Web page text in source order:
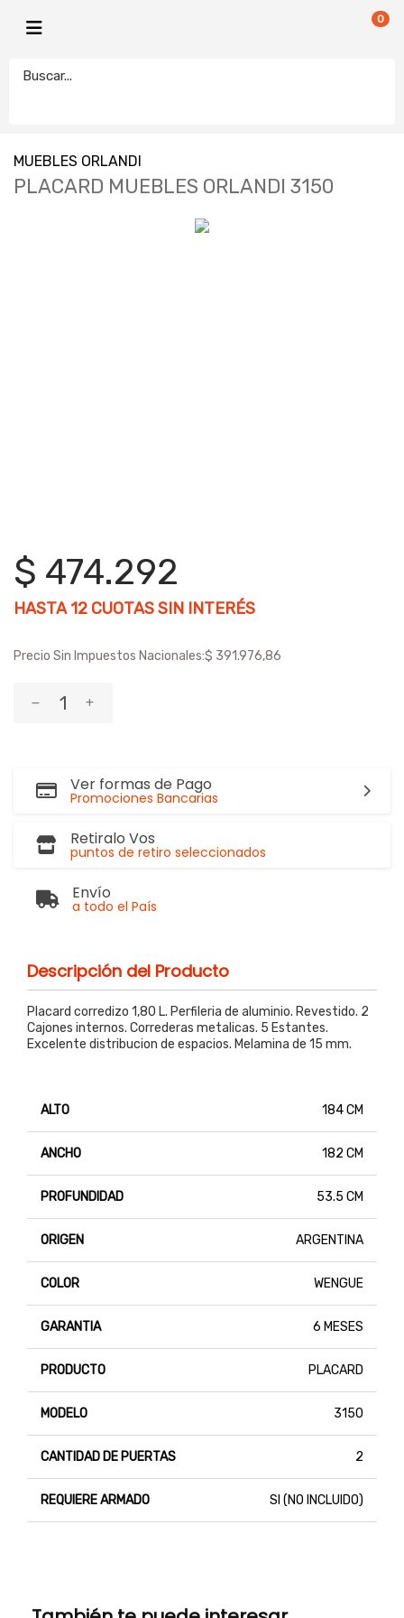
0
MUEBLES ORLANDI
PLACARD MUEBLES ORLANDI 3150
$ 474.292
HASTA12 CUOTAS SIN INTERÉS
Precio Sin Impuestos Nacionales:$ 391.976,86
Ver formas de Pago
Promociones Bancarias
Retiralo Vos
puntos de retiro seleccionados
Envío
a todo el País
Descripción del Producto
Placard corredizo 1,80 L. Perfileria de aluminio. Revestido. 2
Cajones internos. Correderas metalicas. 5 Estantes.
Excelente distribucion de espacios. Melamina de 15 mm.
ALTO 184 CM
ANCHO 182 CM
PROFUNDIDAD 53.5 CM
ORIGEN ARGENTINA
COLOR WENGUE
GARANTIA 6 MESES
PRODUCTO PLACARD
MODELO 3150
CANTIDAD DE PUERTAS 2
REQUIERE ARMADO SI (NO INCLUIDO)